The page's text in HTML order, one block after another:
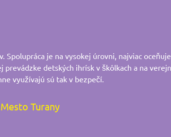
je na vysokej úrovni, najviac
detských ihrísk v škôlkach a na
využívajú sú tak v bezpečí.
Mesto Turany